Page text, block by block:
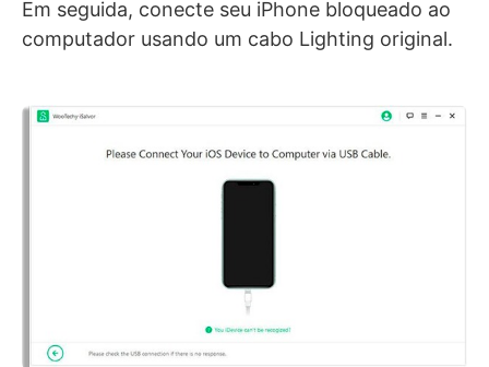
Em seguida, conecte seu iPhone bloqueado ao
computador usando um cabo Lighting original.